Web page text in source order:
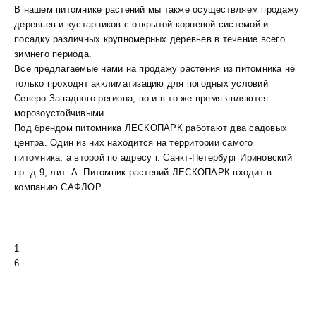
В нашем питомнике растений мы также осуществляем продажу
деревьев и кустарников с открытой корневой системой и
посадку различных крупномерных деревьев в течение всего
зимнего периода.
Все предлагаемые нами на продажу растения из питомника не
только проходят акклиматизацию для погодных условий
Северо-Западного региона, но и в то же время являются
морозоустойчивыми.
Под брендом питомника ЛЕСКОПАРК работают два садовых
центра. Один из них находится на территории самого
питомника, а второй по адресу г. Санкт-Петербург Ириновский
пр. д.9, лит. А. Питомник растений ЛЕСКОПАРК входит в
компанию САФЛОР.
1
6